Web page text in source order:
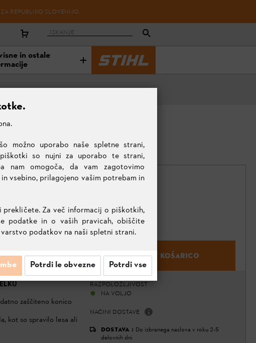
REPUBLIKO SLOVENIJO.
in ostale
KOLIČINA
DODAJ V KOŠARICO
zaščiteno konico
kot so spravilo lesa ali
RAZPOLOŽLJIVOST
NA VOLJO
NAČINI DOSTAVE
DOSTAVA : Do izbranega naslova v roku 2-5
delovnih dni
možno uporabo naše spletne strani,
so nujni za uporabo te strani,
nam omogoča, da vam zagotovimo
vsebino, prilagojeno vašim potrebam in
Za več informacij o piškotkih,
podatke in o vaših pravicah, obiščite
podatkov na naši spletni strani.
Potrdi le obvezne Potrdi vse